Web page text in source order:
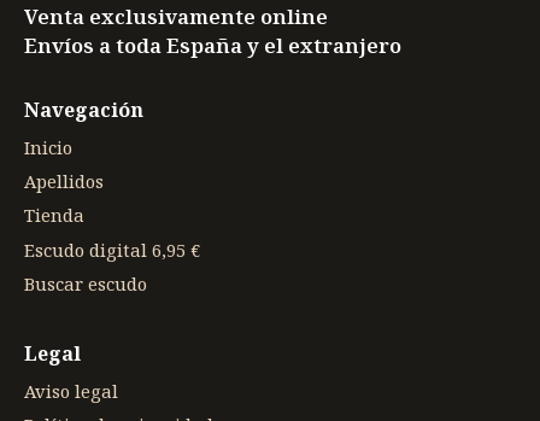
Venta exclusivamente online
Envíos a toda España y el extranjero
Navegación
Inicio
Apellidos
Tienda
Escudo digital 6,95 €
Buscar escudo
Legal
Aviso legal